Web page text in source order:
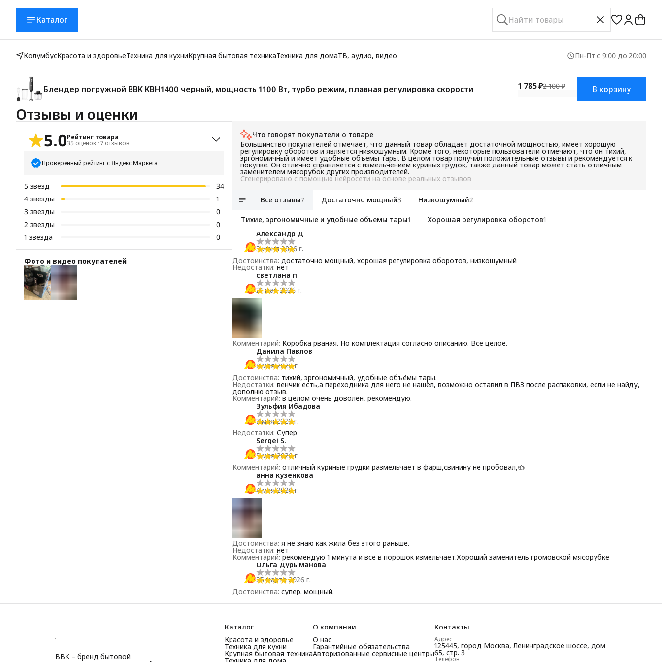
Каталог
КолумбусКрасота и здоровьеТехника для кухниКрупная бытовая техникаТехника для домаТВ, аудио, видео Пн-Пт с 9:00 до 20:00
Блендер погружной BBK KBH1400 черный, мощность 1100 Вт, турбо режим, плавная регулировка скорости 1 785 ₽2 100 ₽ В корзину
Отзывы и оценки
5.0Рейтинг товара
35 оценок · 7 отзывов
Проверенный рейтинг с Яндекс Маркета
5 звёзд
34
4 звезды
1
3 звезды
0
2 звезды
0
1 звезда 0
Фото и видео покупателей
Что говорят покупатели о товаре
Большинство покупателей отмечает, что данный товар обладает достаточной мощностью, имеет хорошую
регулировку оборотов и является низкошумным. Кроме того, некоторые пользователи отмечают, что он тихий,
эргономичный и имеет удобные объёмы тары. В целом товар получил положительные отзывы и рекомендуется к
покупке. Он отлично справляется с измельчением куриных грудок, также данный товар может стать отличным
заменителем мясорубок других производителей.
Сгенерировано с помощью нейросети на основе реальных отзывов
Все отзывы7 Достаточно мощный3 Низкошумный2
Тихие, эргономичные и удобные объемы тары1 Хорошая регулировка оборотов1
Александр Д
3 июня 2026 г.
Достоинства: достаточно мощный, хорошая регулировка оборотов, низкошумный
Недостатки: нет
светлана п.
21 мая 2026 г.
Комментарий: Коробка рваная. Но комплектация согласно описанию. Все целое.
Данила Павлов
8 мая 2026 г.
Достоинства: тихий, эргономичный, удобные объёмы тары.
Недостатки: венчик есть,а переходника для него не нашёл, возможно оставил в ПВЗ после распаковки, если не найду,
дополню отзыв.
Комментарий: в целом очень доволен, рекомендую.
Зульфия Ибадова
7 мая 2026 г.
Недостатки: Супер
Sergei S.
5 мая 2026 г.
Комментарий: отличный куриные грудки размельчает в фарш,свинину не пробовал,👍
анна кузенкова
4 мая 2026 г.
Достоинства: я не знаю как жила без этого раньше.
Недостатки: нет
Комментарий: рекомендую 1 минута и все в порошок измельчает.Хороший заменитель громовской мясорубке
Ольга Дурыманова
25 марта 2026 г.
Достоинства: супер. мощный.
BBK – бренд бытовой
Каталог
Красота и здоровье
Техника для кухни
Крупная бытовая техника
О компании
О нас
Гарантийные обязательства
Авторизованные сервисные центры
Контакты
Адрес
125445, город Москва, Ленинградское шоссе, дом
65, стр. 3
Телефон